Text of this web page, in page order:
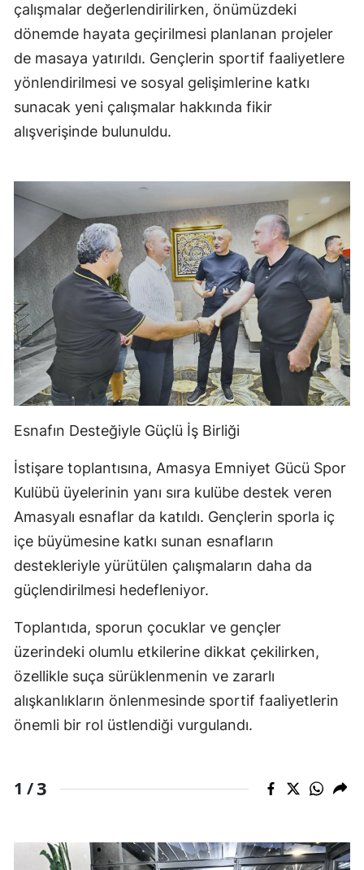
çalışmalar değerlendirilirken, önümüzdeki
dönemde hayata geçirilmesi planlanan projeler
de masaya yatırıldı. Gençlerin sportif faaliyetlere
yönlendirilmesi ve sosyal gelişimlerine katkı
sunacak yeni çalışmalar hakkında fikir
alışverişinde bulunuldu.
Esnafın Desteğiyle Güçlü İş Birliği
İstişare toplantısına, Amasya Emniyet Gücü Spor
Kulübü üyelerinin yanı sıra kulübe destek veren
Amasyalı esnaflar da katıldı. Gençlerin sporla iç
içe büyümesine katkı sunan esnafların
destekleriyle yürütülen çalışmaların daha da
güçlendirilmesi hedefleniyor.
Toplantıda, sporun çocuklar ve gençler
üzerindeki olumlu etkilerine dikkat çekilirken,
özellikle suça sürüklenmenin ve zararlı
alışkanlıkların önlenmesinde sportif faaliyetlerin
önemli bir rol üstlendiği vurgulandı.
1 /3